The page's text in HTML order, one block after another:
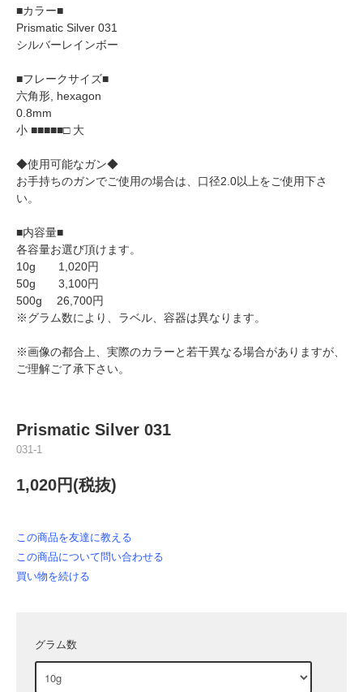
■カラー■
Prismatic Silver 031
シルバーレインボー
■フレークサイズ■
六角形, hexagon
0.8mm
小 ■■■■■□ 大
◆使用可能なガン◆
お手持ちのガンでご使用の場合は、口径2.0以上をご使用下さ
い。
■内容量■
各容量お選び頂けます。
10g 1,020円
50g 3,100円
500g 26,700円
※グラム数により、ラベル、容器は異なります。
※画像の都合上、実際のカラーと若干異なる場合がありますが、
ご理解ご了承下さい。
Prismatic Silver 031
031-1
1,020円(税抜)
この商品を友達に教える
この商品について問い合わせる
買い物を続ける
グラム数